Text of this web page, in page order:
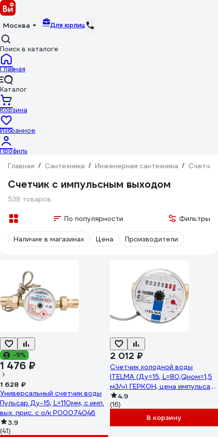
Москва Для юрлиц
Поиск в каталоге
Главная
Каталог
Корзина
Избранное
Профиль
Главная / Сантехника / Инженерная сантехника /
Счетчик с импульсным выходом
538 товаров
По популярности Фильтры
Наличие в магазинах Цена Производители
-9%
1 476 ₽
1 628 ₽
Универсальный счетчик воды
Пульсар Ду-15, L=110мм, с имп.
вых. прис. с о/к Р00074046
3.9
(41)
2 012 ₽
Счетчик холодной воды
ITELMA (Ду=15, L=80,Qном=1,5
м3/ч) ГЕРКОН, цена импульса
10л, IP54) WFK24.D080-0-R-L-
10-IP54
4.9
(16)
В корзину